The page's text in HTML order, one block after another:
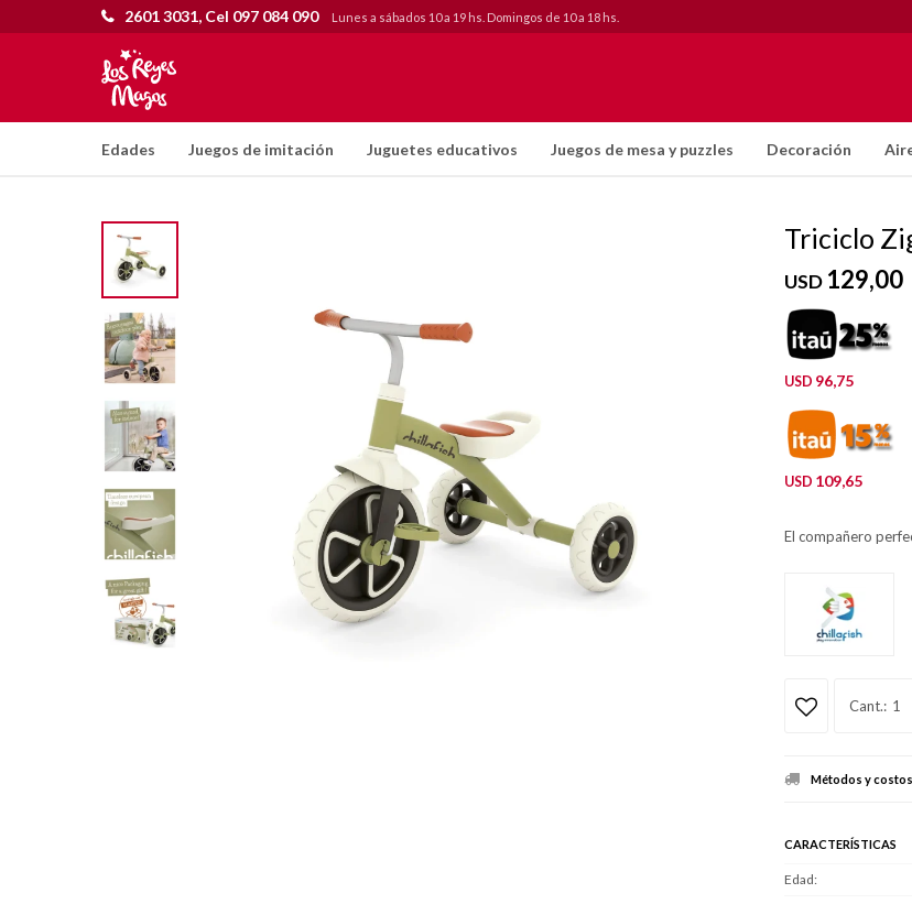
Edades Juegos de imitación Juguetes educativos Juegos de mesa y puzzles Decoración
2601 3031, Cel 097 084 090 Lunes a sábados 10 a 19 hs. Domingos de 10 a 18 hs.
Triciclo
USD 129,00
USD 96,75
USD 109,65
El compañero
1
Métodos y
CARACTERÍSTICAS
Edad